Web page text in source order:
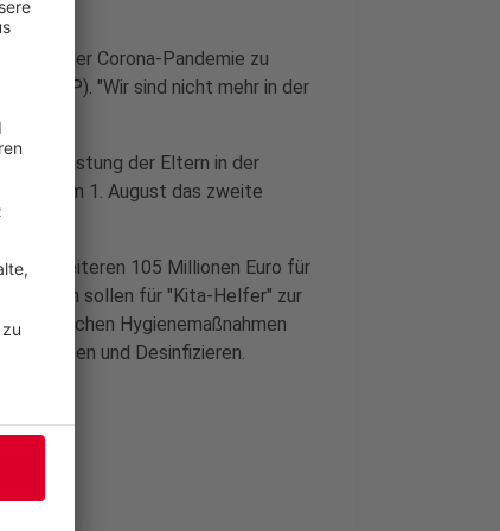
in der Corona-Pandemie zu
(FDP). "Wir sind nicht mehr in der
Entlastung der Eltern in der
ab dem 1. August das zweite
mit weiteren 105 Millionen Euro für
davon sollen für "Kita-Helfer" zur
alltäglichen Hygienemaßnahmen
Lüften und Desinfizieren.